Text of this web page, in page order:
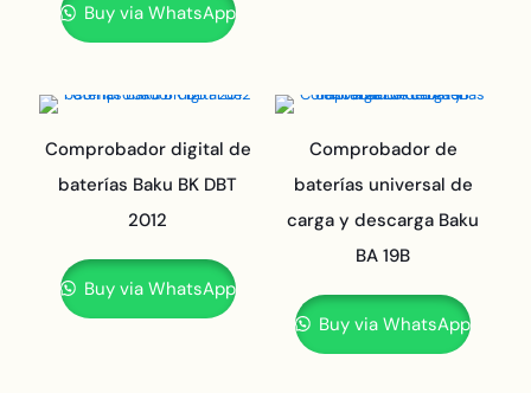
Buy via WhatsApp
Comprobador digital de
baterías Baku BK DBT
2012
Buy via WhatsApp
Comprobador de
baterías universal de
carga y descarga Baku
BA 19B
Buy via WhatsApp